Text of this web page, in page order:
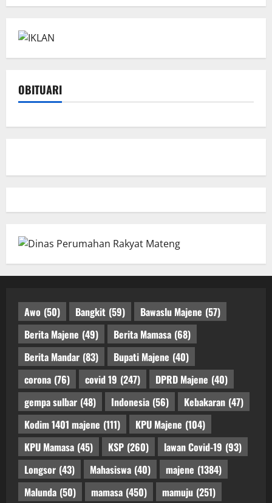
OBITUARI
Awo (50) Bangkit (59) Bawaslu Majene (57)
Berita Majene (49) Berita Mamasa (68)
Berita Mandar (83) Bupati Majene (40)
corona (76) covid 19 (247) DPRD Majene (40)
gempa sulbar (48) Indonesia (56) Kebakaran (47)
Kodim 1401 majene (111) KPU Majene (104)
KPU Mamasa (45) KSP (260) lawan Covid-19 (93)
Longsor (43) Mahasiswa (40) majene (1384)
Malunda (50) mamasa (450) mamuju (251)